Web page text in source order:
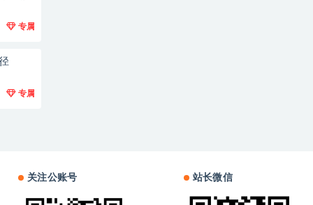
专属
专属
关注公账号 站长微信